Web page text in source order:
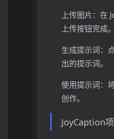
上传图片：在
上传按钮完成。
生成提示词：
出的提示词。
使用提示词：
创作。
JoyCaption